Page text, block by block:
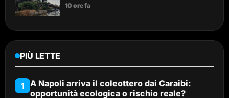
10 ore fa
PIÙ LETTE
1 A Napoli arriva il coleottero dai Caraibi:
opportunità ecologica o rischio reale?